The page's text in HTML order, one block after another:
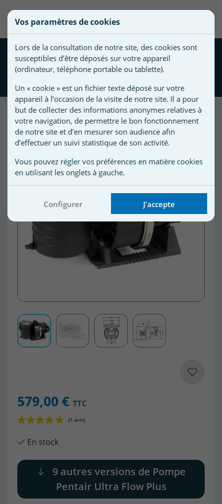
Pompe Filtration piscine
Pentair Ultra Flow Plus 1.5
579,00 € TTC
En stock
9 autres versions de Pompe
Pentair Ultra Flow Plus
Créer une nouvelle liste
une
liste
Nom de
d'envies
Vous
devez
être
connecté
pour
ajouter
des
produits
à
votre
liste
Vos paramètres de cookies
Lors de la consultation de notre site, des cookies sont
susceptibles d’être déposés sur votre appareil
(ordinateur, téléphone portable ou tablette).
Un « cookie » est un fichier texte déposé sur votre
appareil à l’occasion de la visite de notre site. Il a pour
but de collecter des informations anonymes relatives à
votre navigation, de permettre le bon fonctionnement
de notre site et d’en mesurer son audience afin
d’effectuer un suivi statistique de son activité.
Vous pouvez régler vos préférences en matière cookies
en utilisant les onglets à gauche.
Configurer J'accepte